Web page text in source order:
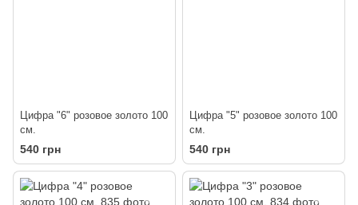
Цифра "6" розовое золото 100
см.
540 грн
Цифра "5" розовое золото 100
см.
540 грн